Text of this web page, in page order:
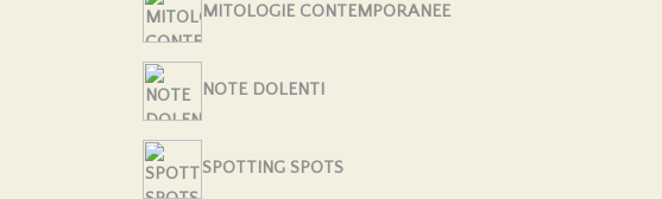
MITOLOGIE CONTEMPORANEE
NOTE DOLENTI
SPOTTING SPOTS